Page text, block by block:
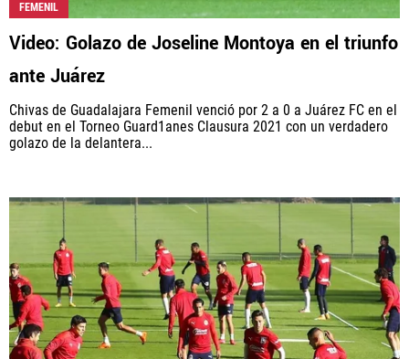
FEMENIL
Video: Golazo de Joseline Montoya en el triunfo
ante Juárez
Chivas de Guadalajara Femenil venció por 2 a 0 a Juárez FC en el
debut en el Torneo Guard1anes Clausura 2021 con un verdadero
golazo de la delantera...